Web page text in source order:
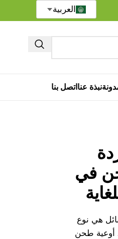
نبذة عنا اتصل بنا
العربية
في
هي نوع
طحن